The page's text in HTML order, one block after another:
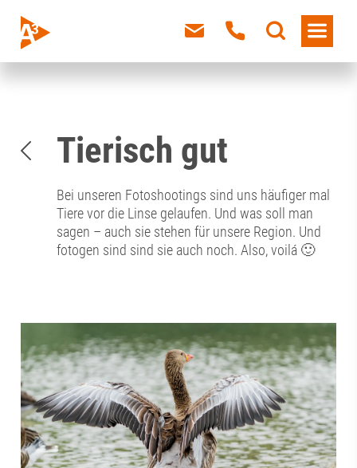
Tierisch gut
Bei unseren Fotoshootings sind uns häufiger mal
Tiere vor die Linse gelaufen. Und was soll man
sagen – auch sie stehen für unsere Region. Und
fotogen sind sind sie auch noch. Also, voilá 🙂